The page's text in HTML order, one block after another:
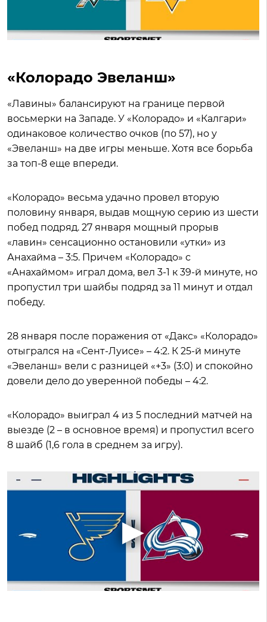
«Колорадо Эвеланш»
«Лавины» балансируют на границе первой
восьмерки на Западе. У «Колорадо» и «Калгари»
одинаковое количество очков (по 57), но у
«Эвеланш» на две игры меньше. Хотя все борьба
за топ-8 еще впереди.
«Колорадо» весьма удачно провел вторую
половину января, выдав мощную серию из шести
побед подряд. 27 января мощный прорыв
«лавин» сенсационно остановили «утки» из
Анахайма – 3:5. Причем «Колорадо» с
«Анахаймом» играл дома, вел 3-1 к 39-й минуте, но
пропустил три шайбы подряд за 11 минут и отдал
победу.
28 января после поражения от «Дакс» «Колорадо»
отыгрался на «Сент-Луисе» – 4:2. К 25-й минуте
«Эвеланш» вели с разницей «+3» (3:0) и спокойно
довели дело до уверенной победы – 4:2.
«Колорадо» выиграл 4 из 5 последний матчей на
выезде (2 – в основное время) и пропустил всего
8 шайб (1,6 гола в среднем за игру).